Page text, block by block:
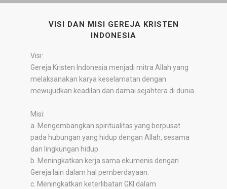
VISI DAN MISI GEREJA KRISTEN
INDONESIA
Visi:
Gereja Kristen Indonesia menjadi mitra Allah yang
melaksanakan karya keselamatan dengan
mewujudkan keadilan dan damai sejahtera di dunia
Misi:
a. Mengembangkan spiritualitas yang berpusat
pada hubungan yang hidup dengan Allah, sesama
dan lingkungan hidup.
b. Meningkatkan kerja sama ekumenis dengan
Gereja lain dalam hal pemberdayaan.
c. Meningkatkan keterlibatan GKI dalam